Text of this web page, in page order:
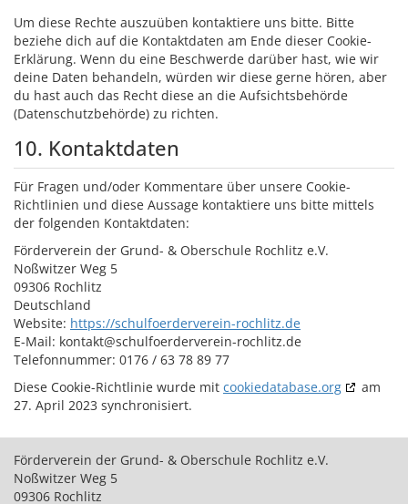
Um diese Rechte auszuüben kontaktiere uns bitte. Bitte
beziehe dich auf die Kontaktdaten am Ende dieser Cookie-
Erklärung. Wenn du eine Beschwerde darüber hast, wie wir
deine Daten behandeln, würden wir diese gerne hören, aber
du hast auch das Recht diese an die Aufsichtsbehörde
(Datenschutzbehörde) zu richten.
10. Kontaktdaten
Für Fragen und/oder Kommentare über unsere Cookie-
Richtlinien und diese Aussage kontaktiere uns bitte mittels
der folgenden Kontaktdaten:
Förderverein der Grund- & Oberschule Rochlitz e.V.
Noßwitzer Weg 5
09306 Rochlitz
Deutschland
Website: https://schulfoerderverein-rochlitz.de
E-Mail: kontakt@schulfoerderverein-rochlitz.de
Telefonnummer: 0176 / 63 78 89 77
Diese Cookie-Richtlinie wurde mit cookiedatabase.org
am
27. April 2023 synchronisiert.
Förderverein der Grund- & Oberschule Rochlitz e.V.
Noßwitzer Weg 5
09306 Rochlitz